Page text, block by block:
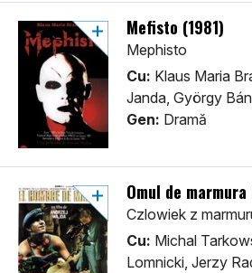
Mefisto (1981)
Mephisto
Cu: Klaus Maria
Janda, György
Gen: Dramă
Omul de marmura
Czlowiek z
Cu: Michal
Lomnicki, Jerzy